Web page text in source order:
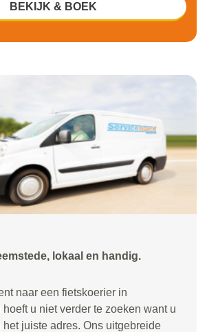
lokaal en handig.
naar een fietskoerier in
u niet verder te zoeken want u
het juiste adres. Ons uitgebreide
BEKIJK & BOEK